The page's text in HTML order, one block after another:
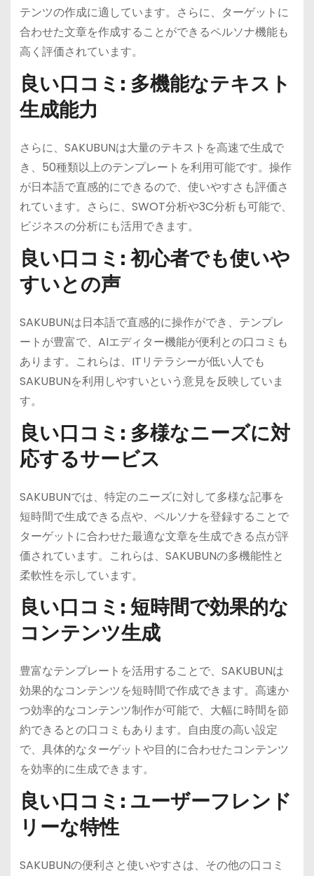
テンツの作成に適しています。さらに、ターゲットに
合わせた文章を作成することができるペルソナ機能も
高く評価されています。
良い口コミ: 多機能なテキスト
生成能力
さらに、SAKUBUNは大量のテキストを高速で生成で
き、50種類以上のテンプレートを利用可能です。操作
が日本語で直感的にできるので、使いやすさも評価さ
れています。さらに、SWOT分析や3C分析も可能で、
ビジネスの分析にも活用できます。
良い口コミ: 初心者でも使いや
すいとの声
SAKUBUNは日本語で直感的に操作ができ、テンプレ
ートが豊富で、AIエディター機能が便利との口コミも
あります。これらは、ITリテラシーが低い人でも
SAKUBUNを利用しやすいという意見を反映していま
す。
良い口コミ: 多様なニーズに対
応するサービス
SAKUBUNでは、特定のニーズに対して多様な記事を
短時間で生成できる点や、ペルソナを登録することで
ターゲットに合わせた最適な文章を生成できる点が評
価されています。これらは、SAKUBUNの多機能性と
柔軟性を示しています。
良い口コミ: 短時間で効果的な
コンテンツ生成
豊富なテンプレートを活用することで、SAKUBUNは
効果的なコンテンツを短時間で作成できます。高速か
つ効率的なコンテンツ制作が可能で、大幅に時間を節
約できるとの口コミもあります。自由度の高い設定
で、具体的なターゲットや目的に合わせたコンテンツ
を効率的に生成できます。
良い口コミ: ユーザーフレンド
リーな特性
SAKUBUNの便利さと使いやすさは、その他の口コミ